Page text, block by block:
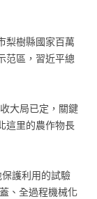
梨樹縣國家百萬
范區，習近平總
大局已定，關鍵
這里的農作物長
護利用的試驗
、全過程機械化